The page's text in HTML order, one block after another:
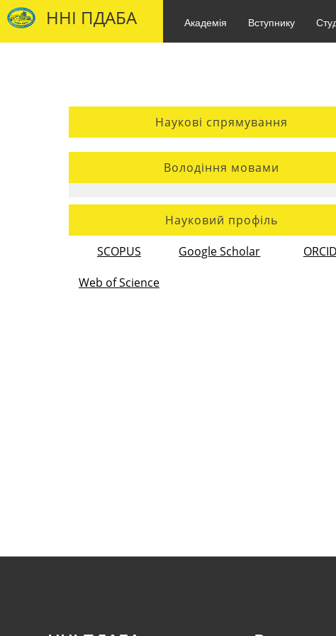
ННІ ПДАБА Академія Вступнику
Наукові спрямування
Володіння мовами
Науковий профіль
SCOPUS
Google Scholar
ORCID
Web of Science